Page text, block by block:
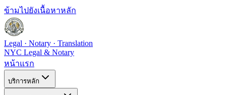
ข้ามไปยังเนื้อหาหลัก
Legal · Notary · Translation
NYC Legal & Notary
หน้าแรก
บริการหลัก